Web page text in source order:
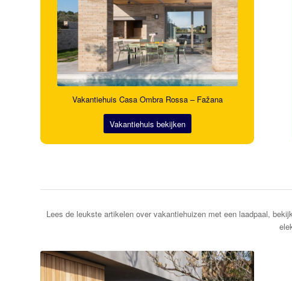
Vakantiehuis Casa Ombra Rossa – Fažana
Vakantiehuis bekijken
Lees de leukste artikelen over vakantiehuizen met een laadpaal,